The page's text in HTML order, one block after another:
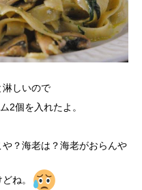
淋しいので
2個を入れたよ。
？海老は？海老がおらんや
ね。